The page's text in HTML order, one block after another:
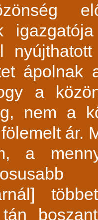
ápolnak
a
nem a
ár.
a
tán